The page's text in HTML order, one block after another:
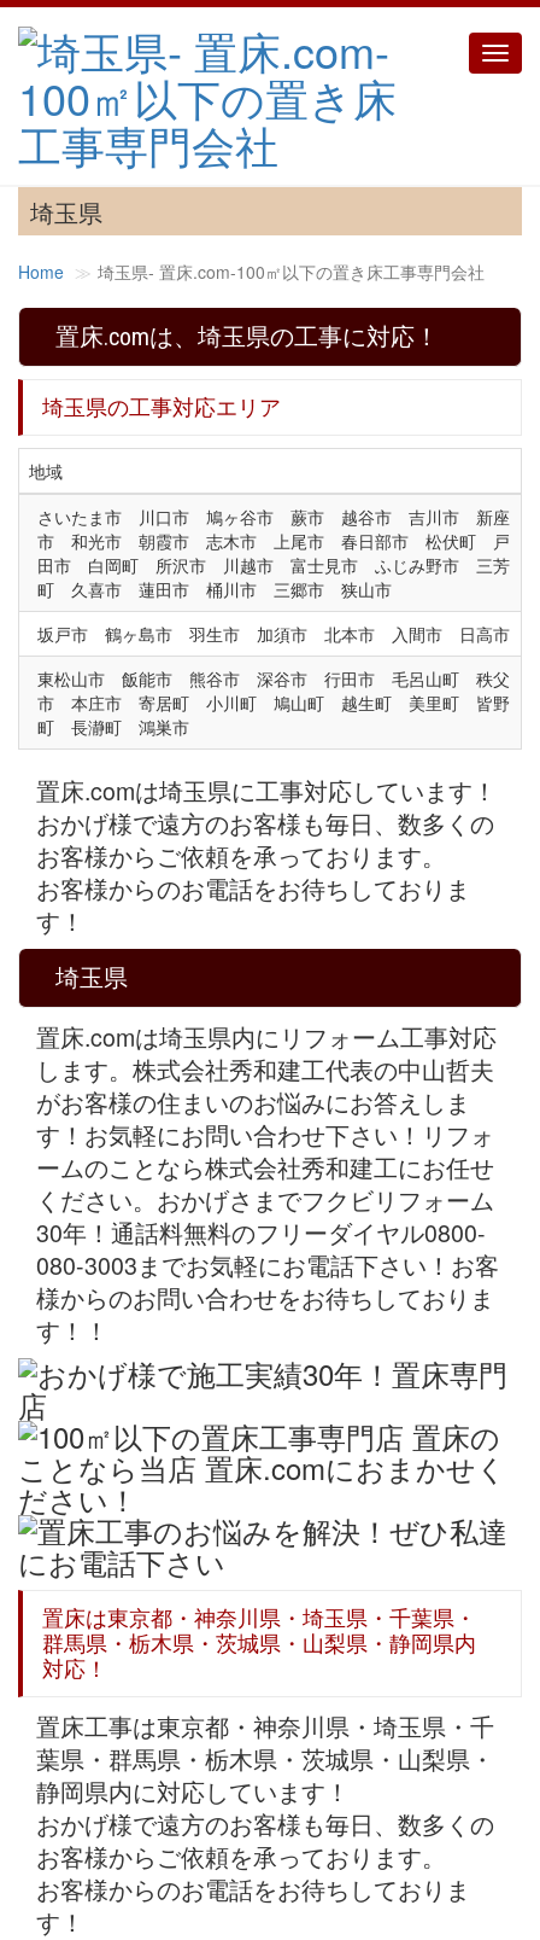
埼玉県
Home 埼玉県‐ 置床.com-100㎡以下の置き床工事専門会社
置床.comは、埼玉県の工事に対応！
埼玉県の工事対応エリア
地域
さいたま市 川口市 鳩ヶ谷市 蕨市 越谷市 吉川市 新座
市 和光市 朝霞市 志木市 上尾市 春日部市 松伏町 戸
田市 白岡町 所沢市 川越市 富士見市 ふじみ野市 三芳
町 久喜市 蓮田市 桶川市 三郷市 狭山市
坂戸市 鶴ヶ島市 羽生市 加須市 北本市 入間市 日高市
東松山市 飯能市 熊谷市 深谷市 行田市 毛呂山町 秩父
市 本庄市 寄居町 小川町 鳩山町 越生町 美里町 皆野
町 長瀞町 鴻巣市
置床.comは埼玉県に工事対応しています！
おかげ様で遠方のお客様も毎日、数多くの
お客様からご依頼を承っております。
お客様からのお電話をお待ちしておりま
す！
埼玉県
置床.comは埼玉県内にリフォーム工事対応
します。株式会社秀和建工代表の中山哲夫
がお客様の住まいのお悩みにお答えしま
す！お気軽にお問い合わせ下さい！リフォ
ームのことなら株式会社秀和建工にお任せ
ください。おかげさまでフクビリフォーム
30年！通話料無料のフリーダイヤル0800-
080-3003までお気軽にお電話下さい！お客
様からのお問い合わせをお待ちしておりま
す！！
置床は東京都・神奈川県・埼玉県・千葉県・
群馬県・栃木県・茨城県・山梨県・静岡県内
対応！
置床工事は東京都・神奈川県・埼玉県・千
葉県・群馬県・栃木県・茨城県・山梨県・
静岡県内に対応しています！
おかげ様で遠方のお客様も毎日、数多くの
お客様からご依頼を承っております。
お客様からのお電話をお待ちしておりま
す！